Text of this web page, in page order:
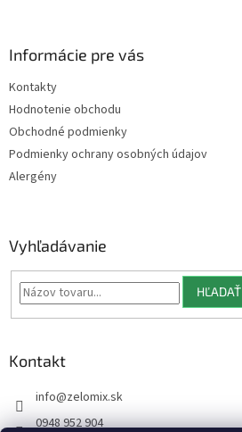
Informácie pre vás
Kontakty
Hodnotenie obchodu
Obchodné podmienky
Podmienky ochrany osobných údajov
Alergény
Vyhľadávanie
HĽADAŤ
Kontakt
info@zelomix.sk
0948 952 904